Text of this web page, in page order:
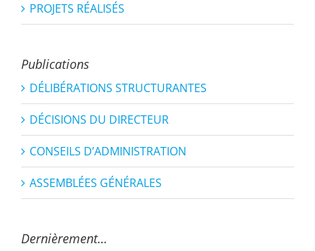
PROJETS RÉALISÉS
Publications
DÉLIBÉRATIONS STRUCTURANTES
DÉCISIONS DU DIRECTEUR
CONSEILS D’ADMINISTRATION
ASSEMBLÉES GÉNÉRALES
Dernièrement…